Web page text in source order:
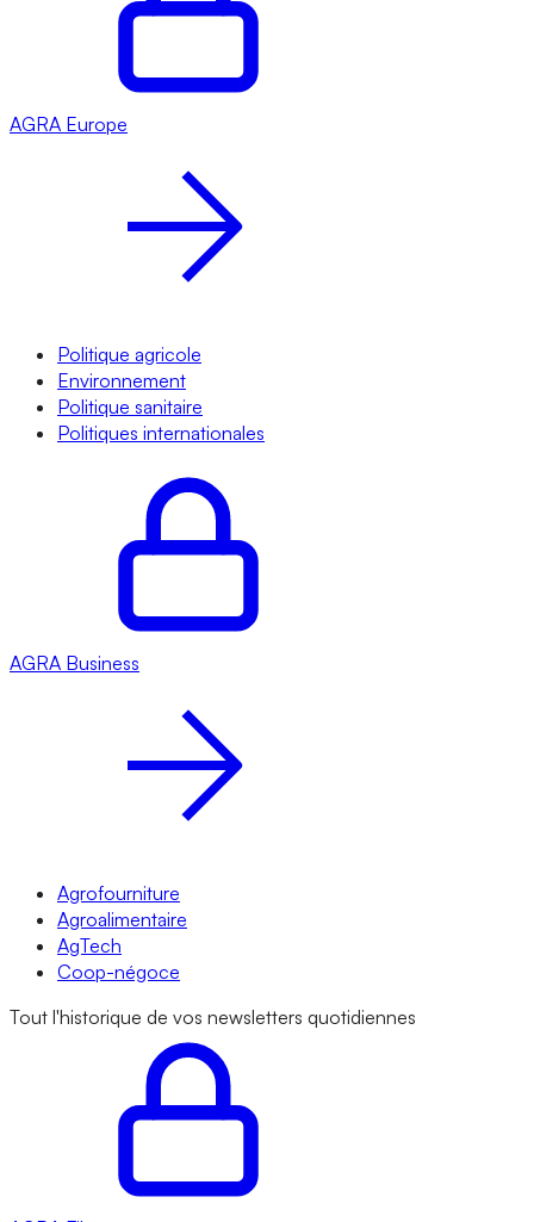
AGRA Europe
Politique agricole
Environnement
Politique sanitaire
Politiques internationales
AGRA Business
Agrofourniture
Agroalimentaire
AgTech
Coop-négoce
Tout l'historique de vos newsletters quotidiennes